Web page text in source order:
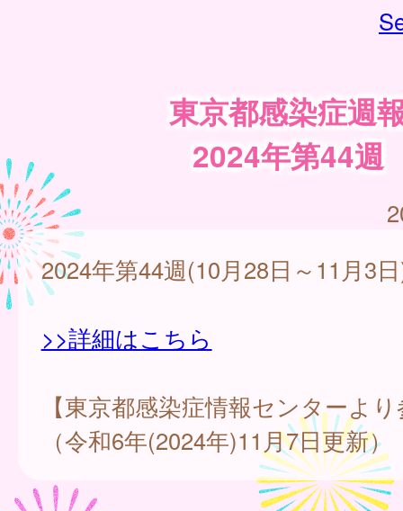
東京都感染症週
2024年第44週
2024年第44週(10月28日～11月3
>>詳細はこちら
【東京都感染症情報センターよ
（令和6年(2024年)11月7日更新）